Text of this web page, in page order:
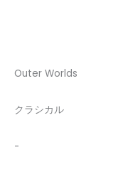
Outer Worlds
クラシカル
-